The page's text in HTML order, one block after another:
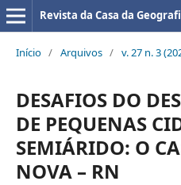
Revista da Casa da
Início / Arquivos / v. 27 n. 3
DESAFIOS DO
DE PEQUENAS
SEMIÁRIDO: O
NOVA – RN